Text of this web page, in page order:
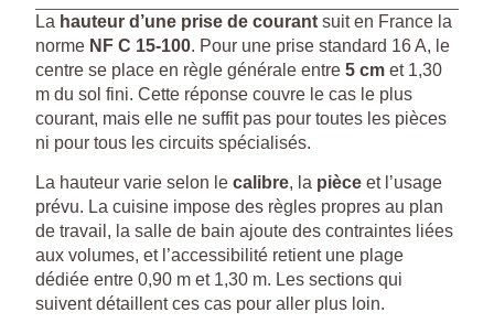
La hauteur d’une prise de courant suit en France la
norme NF C 15-100. Pour une prise standard 16 A, le
centre se place en règle générale entre 5 cm et 1,30
m du sol fini. Cette réponse couvre le cas le plus
courant, mais elle ne suffit pas pour toutes les pièces
ni pour tous les circuits spécialisés.
La hauteur varie selon le calibre, la pièce et l’usage
prévu. La cuisine impose des règles propres au plan
de travail, la salle de bain ajoute des contraintes liées
aux volumes, et l’accessibilité retient une plage
dédiée entre 0,90 m et 1,30 m. Les sections qui
suivent détaillent ces cas pour aller plus loin.